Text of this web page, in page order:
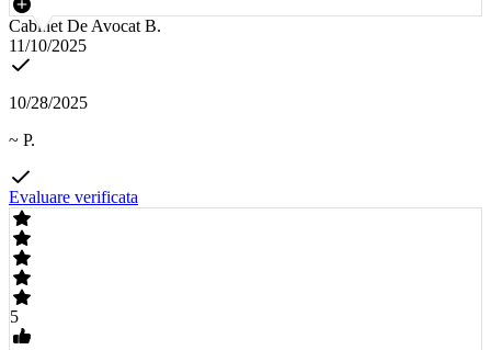
Cabinet De Avocat B.
11/10/2025
10/28/2025
~ P.
Evaluare verificata
5